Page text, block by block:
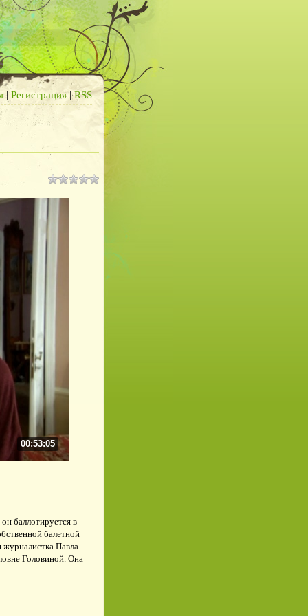
| Регистрация|RSS
00:53:05
баллотируется в
балетной
Павла
Головиной. Она